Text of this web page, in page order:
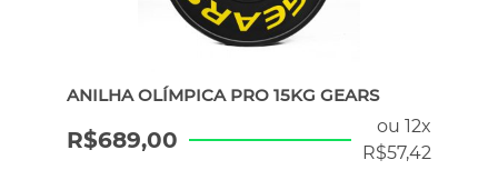
ANILHA OLÍMPICA PRO 15KG GEARS
ou 12x
R$57,42
R$689,00